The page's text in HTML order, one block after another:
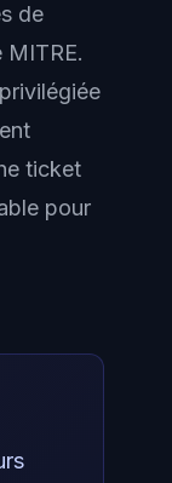
de
MITRE.
ticket
pour